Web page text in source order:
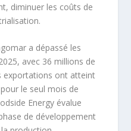
diminuer les coûts de
a dépassé les
avec 36 millions de
exportations ont atteint
le seul mois de
Energy évalue
de développement